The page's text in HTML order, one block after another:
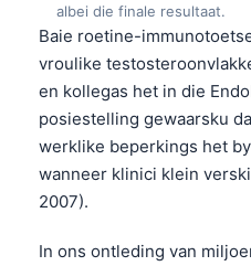
albei die finale resultaat.
Baie roetine-
vroulike
en kollegas het in die
posiestelling gewaarsku
werklike beperkings het
wanneer klinici klein
2007).
In ons ontleding van